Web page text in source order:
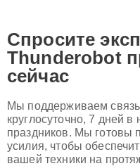
Спросите
Thunderobot
сейчас
Мы поддерживаем
круглосуточно, 7 дней
праздников. Мы готовы
усилия, чтобы
вашей техники на